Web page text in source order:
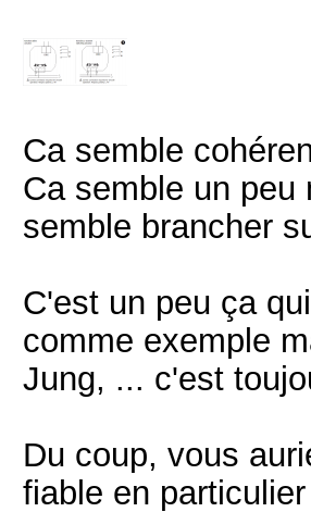
Ca semble
Ca semble un peu
semble brancher
C'est un peu ça
comme exemple
Jung, ... c'est
Du coup, vous
fiable en